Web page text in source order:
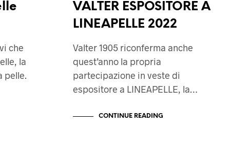
che
la
pelle.
VALTER ESPOSITORE A
LINEAPELLE 2022
Valter 1905 riconferma anche
quest’anno la propria
partecipazione in veste di
espositore a LINEAPELLE, la…
CONTINUE READING